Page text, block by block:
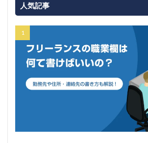
人気記事